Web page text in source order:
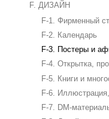
F. ДИЗАЙН
F-1. Фирменный
F-2. Календарь
F-3. Постеры и
F-4. Открытка,
F-5. Книги и
F-6.
F-7. DM-